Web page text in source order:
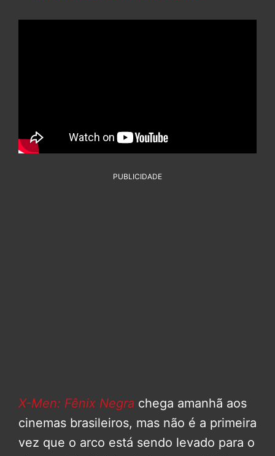
PUBLICIDADE
X-Men: Fênix Negra chega amanhã aos
cinemas brasileiros, mas não é a primeira
vez que o arco está sendo levado para o